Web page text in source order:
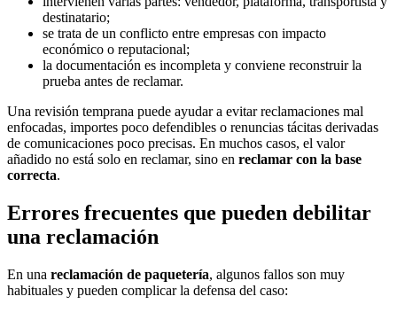
destinatario;
se trata de un conflicto entre empresas con impacto
económico o reputacional;
la documentación es incompleta y conviene reconstruir la
prueba antes de reclamar.
Una revisión temprana puede ayudar a evitar reclamaciones mal
enfocadas, importes poco defendibles o renuncias tácitas derivadas
de comunicaciones poco precisas. En muchos casos, el valor
añadido no está solo en reclamar, sino en reclamar con la base
correcta.
Errores frecuentes que pueden debilitar
una reclamación
En una reclamación de paquetería, algunos fallos son muy
habituales y pueden complicar la defensa del caso: